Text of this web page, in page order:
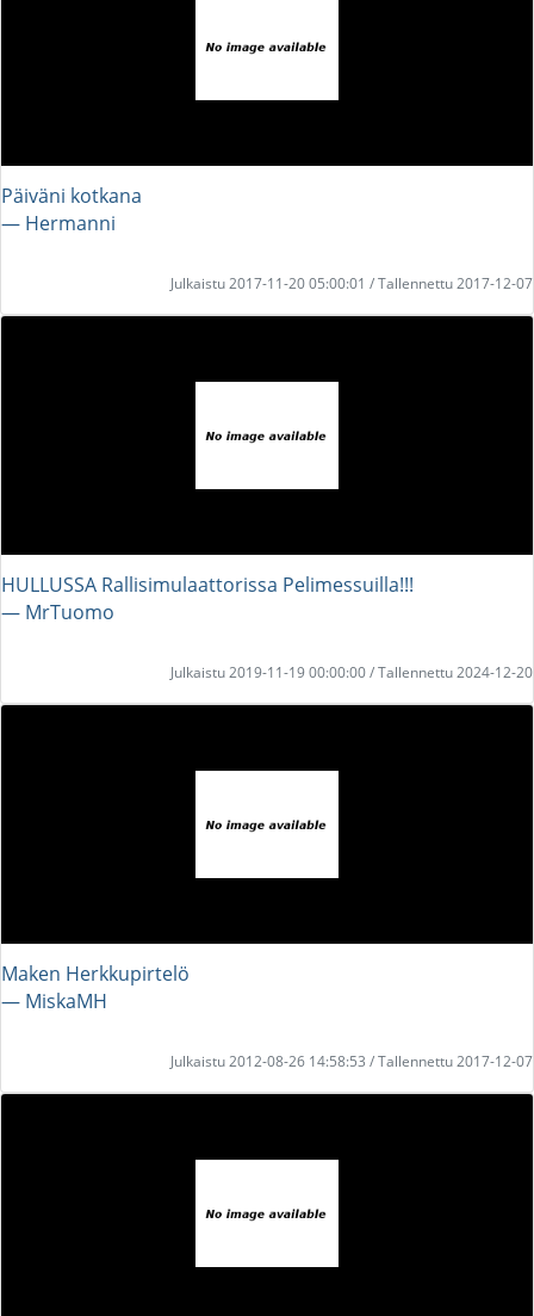
Päiväni kotkana
― Hermanni
Julkaistu 2017-11-20 05:00:01 / Tallennettu 2017-12-07
HULLUSSA Rallisimulaattorissa Pelimessuilla!!!
― MrTuomo
Julkaistu 2019-11-19 00:00:00 / Tallennettu 2024-12-20
Maken Herkkupirtelö
― MiskaMH
Julkaistu 2012-08-26 14:58:53 / Tallennettu 2017-12-07